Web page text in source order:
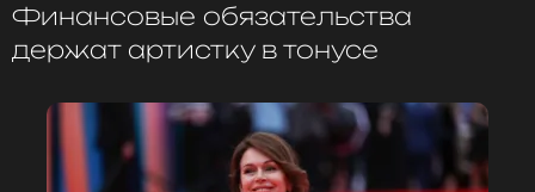
Финансовые обязательства
держат артистку в тонусе